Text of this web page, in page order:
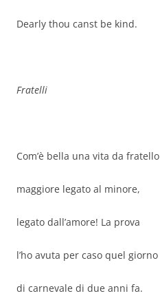
Dearly thou canst be kind.
Fratelli
Com’è bella una vita da fratello
maggiore legato al minore,
legato dall’amore! La prova
l’ho avuta per caso quel giorno
di carnevale di due anni fa.